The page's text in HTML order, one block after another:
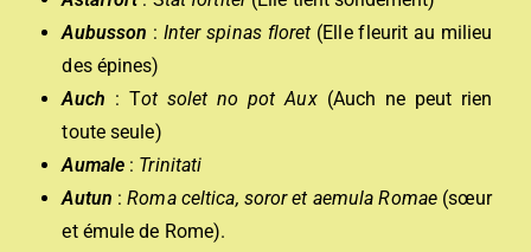
Aubusson : Inter spinas floret (Elle fleurit au milieu
des épines)
Auch : Tot solet no pot Aux(Auch ne peut rien
toute seule)
Aumale : Trinitati
Autun :Roma celtica, soror et aemula Romae(sœur
et émule de Rome).